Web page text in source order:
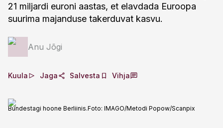
21 miljardi euroni aastas, et elavdada Euroopa
suurima majanduse takerduvat kasvu.
Anu Jõgi
Kuula Jaga Salvesta Vihja
Bundestagi hoone Berliinis.Foto: IMAGO/Metodi Popow/Scanpix